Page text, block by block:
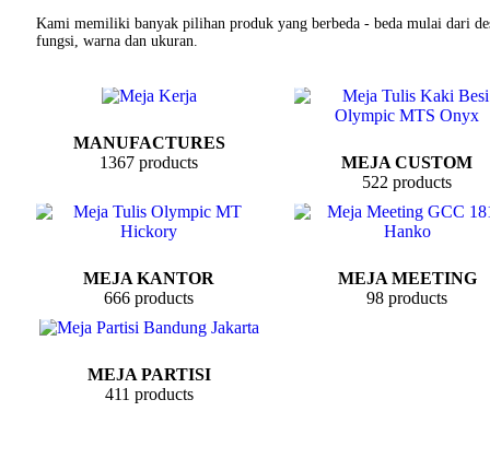
Kami memiliki banyak pilihan produk yang berbeda - beda mulai dari
fungsi, warna dan ukuran.
MANUFACTURES
1367 products
MEJA CUSTOM
522 products
MEJA KANTOR
666 products
MEJA MEETING
98 products
MEJA PARTISI
411 products